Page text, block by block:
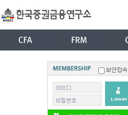
보안접속